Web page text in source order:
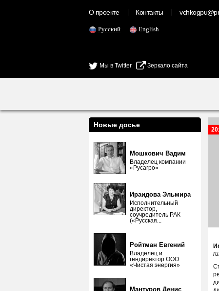
О проекте Контакты
Русский English
Мы в Twitter Зеркало сайта
Новые досье
Мошкович Вадим
Владелец компании
«Русагро»
Ираидова Эльмира
Исполнительный
директор,
соучредитель РАК
(«Русская...
Ройтман Евгений
Владелец и
гендиректор ООО
«Чистая энергия»
Мантуров Денис